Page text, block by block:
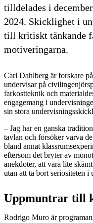
tilldelades i
2024. Skicklighet i
till kritiskt tänkande
motiveringarna.
Carl Dahlberg är forskare
undervisar på
farkostteknik och
engagemang i
sin stora
– Jag har en ganska
tavlan och försöker varva
bland annat
eftersom det bryter av
anekdoter, att vara lite
utan att ta bort seriositeten
Uppmuntrar till
Rodrigo Muro är